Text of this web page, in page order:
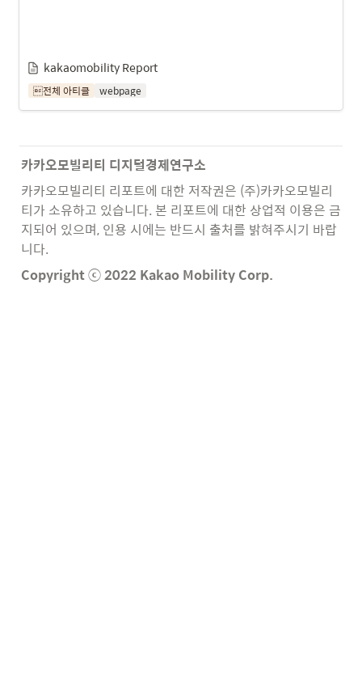
kakaomobility Report
전체 아티클 webpage
카카오모빌리티 디지털경제연구소
카카오모빌리티 리포트에 대한 저작권은 (주)카카오모빌리
티가 소유하고 있습니다. 본 리포트에 대한 상업적 이용은 금
지되어 있으며, 인용 시에는 반드시 출처를 밝혀주시기 바랍
니다.
Copyright ⓒ 2022 Kakao Mobility Corp.